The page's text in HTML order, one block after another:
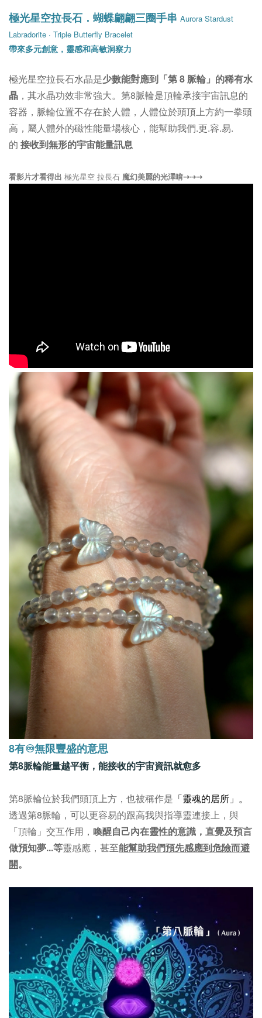
極光星空拉長石．蝴蝶翩翩三圈手串 Aurora Stardust
Labradorite · Triple Butterfly Bracelet
帶來多元創意，靈感和高敏洞察力
極光星空拉長石水晶是少數能對應到「第 8 脈輪」的稀有水
晶 ，其水晶功效非常強大。 第8脈輪是頂輪承接宇宙訊息的
容器，脈輪位置不存在於人體，人體位於頭頂上方約一拳頭
高，屬人體外的磁性能量場核心，能幫助我們.更.容.易.
的 接收到無形的宇宙能量訊息
看影片才看得出 極光星空 拉長石 魔幻美麗的光澤唷⇢⇢⇢
8有♾️無限豐盛的意思
第8脈輪能量越平衡，能接收的宇宙資訊就愈多
第8脈輪位於我們頭頂上方，也被稱作是 「靈魂的居所」。
透過第8脈輪，可以更容易的跟高我與指導靈連接上，與
「頂輪」交互作用， 喚醒自己內在靈性的意識，直覺及預言
做預知夢...等靈感應，甚至能幫助我們預先感應到危險而避
開。